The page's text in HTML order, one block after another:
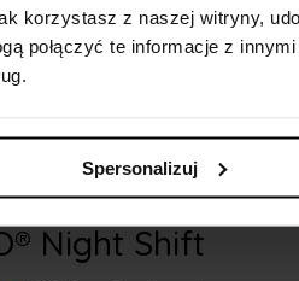
korzystasz z naszej witryny,
połączyć te informacje z
Spersonalizuj
Night Shift